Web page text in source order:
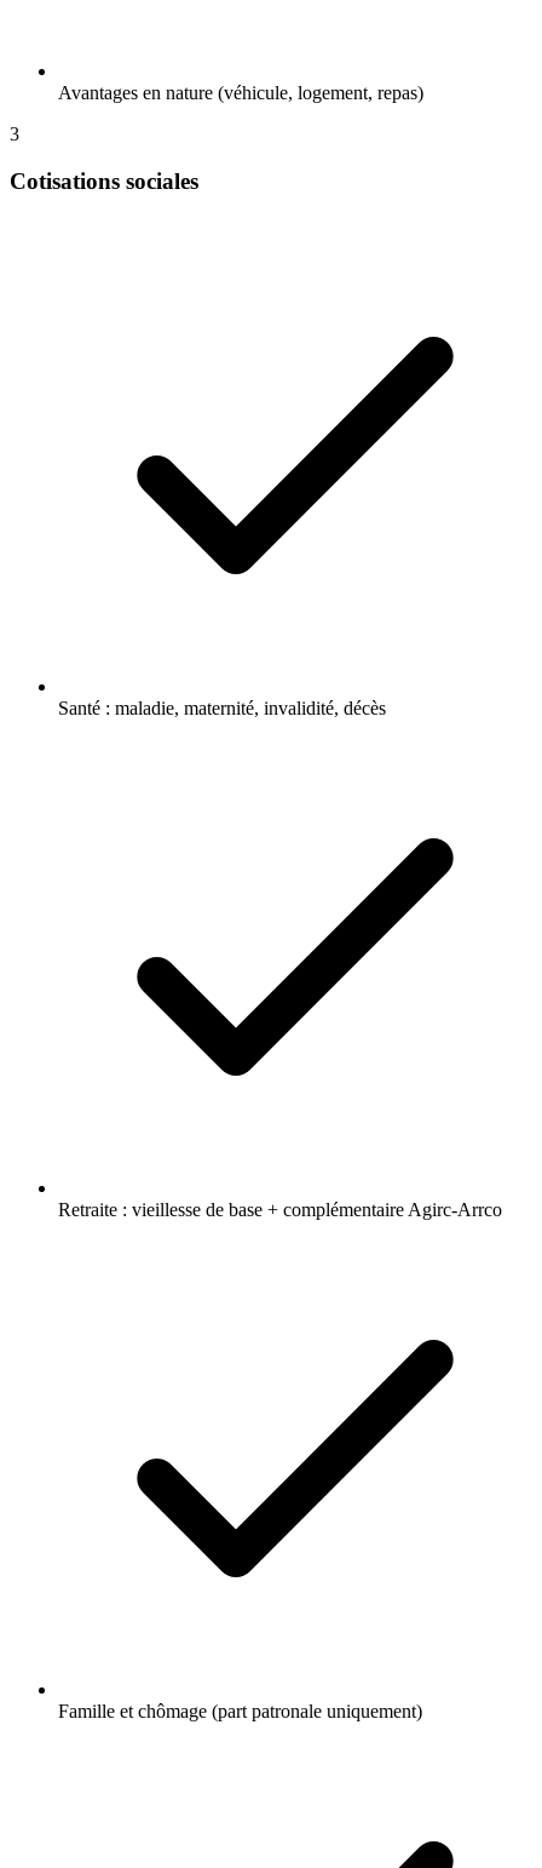
Avantages en nature (véhicule, logement, repas)
3
Cotisations sociales
Santé : maladie, maternité, invalidité, décès
Retraite : vieillesse de base + complémentaire Agirc-Arrco
Famille et chômage (part patronale uniquement)